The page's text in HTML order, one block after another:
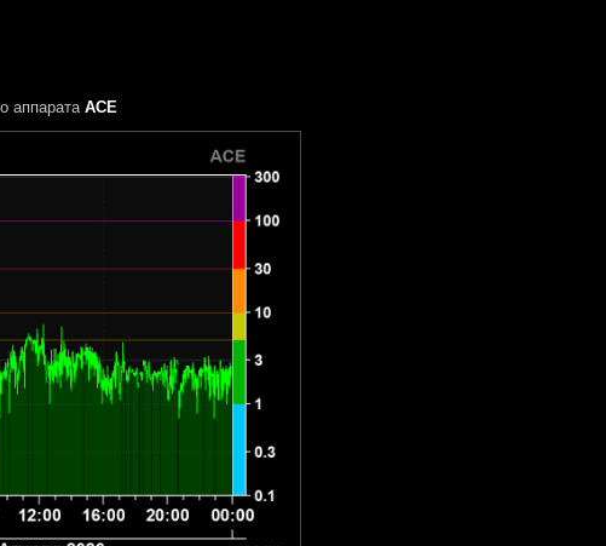
аппарата ACE